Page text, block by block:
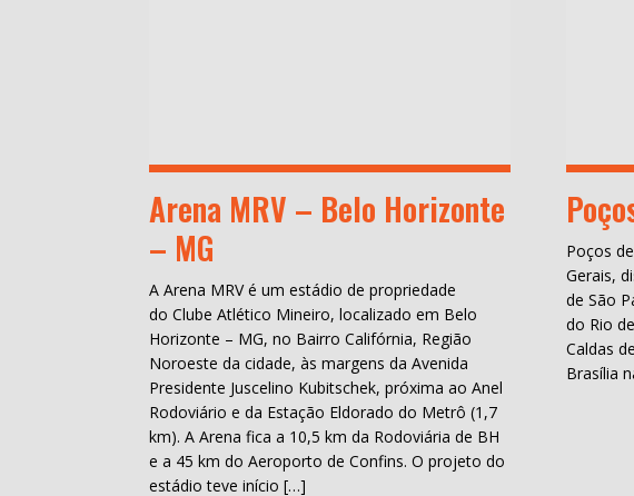
Arena MRV – Belo Horizonte
– MG
A Arena MRV é um estádio de propriedade
do Clube Atlético Mineiro, localizado em Belo
Horizonte – MG, no Bairro Califórnia, Região
Noroeste da cidade, às margens da Avenida
Presidente Juscelino Kubitschek, próxima ao Anel
Rodoviário e da Estação Eldorado do Metrô (1,7
km). A Arena fica a 10,5 km da Rodoviária de BH
e a 45 km do Aeroporto de Confins. O projeto do
estádio teve início […]
Poços
Gerais,
de São
do Rio
Caldas
Brasília